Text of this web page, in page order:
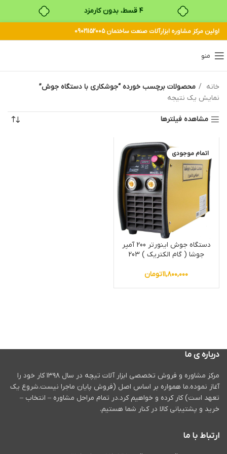
۴ قسط، بدون کارمزد
بدون ضامن، بدون سود
اولین مرکز مشاوره ابزارآلات صنعت ساختمان 09021152005
منو
خانه
محصولات برچسب خورده “جوشکاری با دستگاه جوش”
نمایش یک نتیجه
مشاهده فیلترها
اتمام موجودی
دستگاه جوش اینورتر 200 آمپر
جوشا ( گام الکتریک ) 203
۱۱,۸۰۰,۰۰۰تومان
درباره ی ما
مرکز مشاوره و فروش تخصصی ابزار آلات تیچه در سال ۱۳۹۸ کار خود را
آغاز نموده.ما همواره بر اساس اصل (فروش پایان ماجرا نیست.شروع یک
تعهد است) کار کرده و خواهیم کرد.در تمام مراحل مشاوره – انتخاب –
خرید و پشتیبانی کالا در کنار شما هستیم.
ارتباط با ما